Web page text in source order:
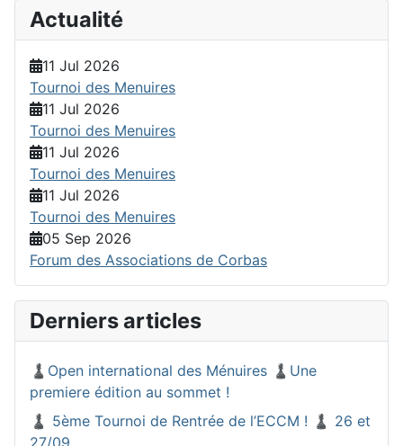
Actualité
11 Jul 2026
Tournoi des Menuires
11 Jul 2026
Tournoi des Menuires
11 Jul 2026
Tournoi des Menuires
11 Jul 2026
Tournoi des Menuires
05 Sep 2026
Forum des Associations de Corbas
Derniers articles
♟️Open international des Ménuires ♟️Une
premiere édition au sommet !
♟️ 5ème Tournoi de Rentrée de l’ECCM ! ♟️ 26 et
27/09